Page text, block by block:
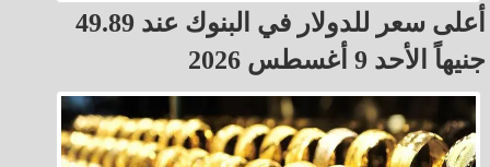
أعلى سعر للدولار في البنوك عند 49.89
جنيهاً الأحد 9 أغسطس 2026